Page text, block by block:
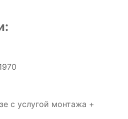
с услугой монтажа +